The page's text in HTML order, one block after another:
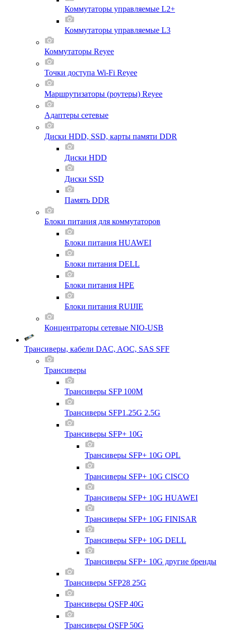
Коммутаторы управляемые L2+
Коммутаторы управляемые L3
Коммутаторы Reyee
Точки доступа Wi-Fi Reyee
Маршрутизаторы (роутеры) Reyee
Адаптеры сетевые
Диски HDD, SSD, карты памяти DDR
Диски HDD
Диски SSD
Память DDR
Блоки питания для коммутаторов
Блоки питания HUAWEI
Блоки питания DELL
Блоки питания HPE
Блоки питания RUIJIE
Концентраторы сетевые NIO-USB
Трансиверы, кабели DAC, AOC, SAS SFF
Трансиверы
Трансиверы SFP 100M
Трансиверы SFP1.25G 2.5G
Трансиверы SFP+ 10G
Трансиверы SFP+ 10G OPL
Трансиверы SFP+ 10G CISCO
Трансиверы SFP+ 10G HUAWEI
Трансиверы SFP+ 10G FINISAR
Трансиверы SFP+ 10G DELL
Трансиверы SFP+ 10G другие бренды
Трансиверы SFP28 25G
Трансиверы QSFP 40G
Трансиверы QSFP 50G